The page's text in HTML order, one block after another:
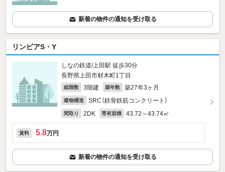
新着の物件の通知を受け取る
リンピアS・Y
しなの鉄道/上田駅 徒歩30分
長野県上田市材木町1丁目
総階数 3階建 築年数 築27年3ヶ月
建物構造 SRC（鉄骨鉄筋コンクリート）
間取り 2DK 専有面積 43.72～43.74㎡
賃料 5.8万円
新着の物件の通知を受け取る